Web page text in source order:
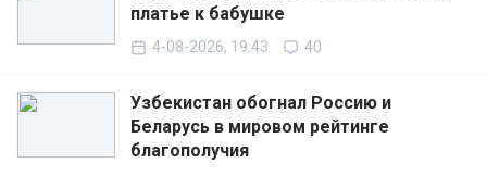
платье к бабушке
4-08-2026, 19:43 40
Узбекистан обогнал Россию и
Беларусь в мировом рейтинге
благополучия